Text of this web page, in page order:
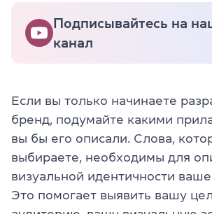
Подписывайтесь на
канал
Если вы только начинаете
бренд, подумайте какими
вы бы его описали. Слова,
выбираете, необходимы для
визуальной идентичности
Это помогает выявить вашу